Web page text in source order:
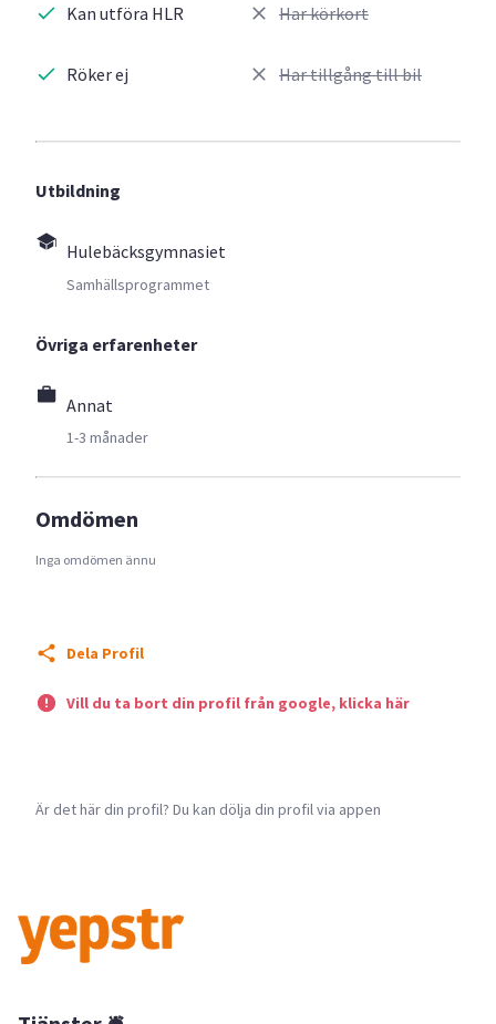
Kan utföra HLR
Röker ej
Har körkort
Har tillgång till bil
Utbildning
Hulebäcksgymnasiet
Samhällsprogrammet
Övriga erfarenheter
Annat
1-3 månader
Omdömen
Inga omdömen ännu
Dela Profil
Vill du ta bort din profil från google, klicka här
Är det här din profil? Du kan dölja din profil via appen